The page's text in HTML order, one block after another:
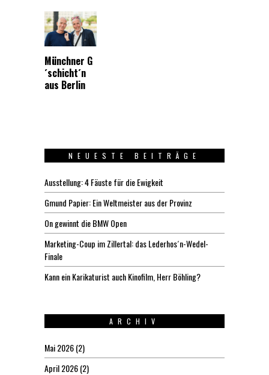
Münchner G
´schicht´n
aus Berlin
NEUESTE BEITRÄGE
Ausstellung: 4 Fäuste für die Ewigkeit
Gmund Papier: Ein Weltmeister aus der Provinz
On gewinnt die BMW Open
Marketing-Coup im Zillertal: das Lederhos´n-Wedel-
Finale
Kann ein Karikaturist auch Kinofilm, Herr Böhling?
ARCHIV
Mai 2026(2)
April 2026(2)